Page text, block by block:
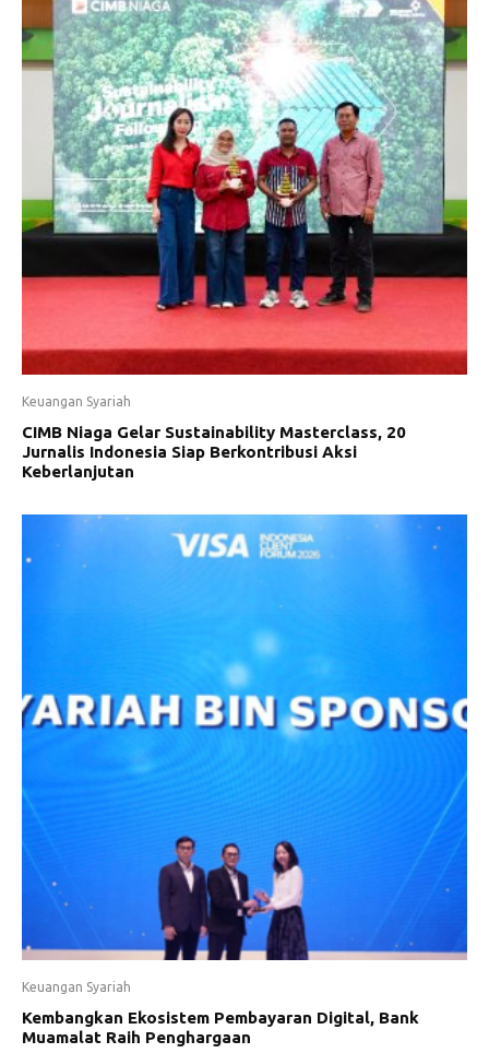
Keuangan Syariah
CIMB Niaga Gelar Sustainability Masterclass, 20
Jurnalis Indonesia Siap Berkontribusi Aksi
Keberlanjutan
Keuangan Syariah
Kembangkan Ekosistem Pembayaran Digital, Bank
Muamalat Raih Penghargaan